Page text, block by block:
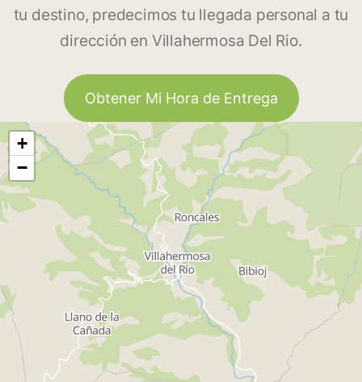
tu destino, predecimos tu llegada personal a tu
dirección en Villahermosa Del Rio.
Obtener Mi Hora de Entrega
+
−